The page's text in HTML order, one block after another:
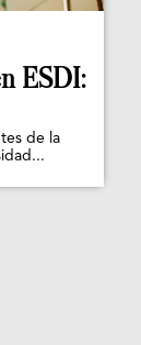
ESDI:
de la